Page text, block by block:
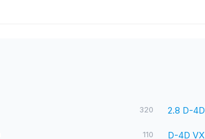
320 2.8 D-4D
110 D-4D VX